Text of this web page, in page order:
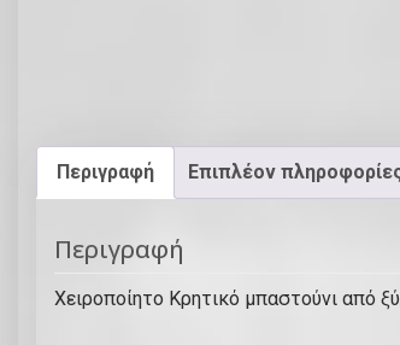
Περιγραφή Επιπλέον
Περιγραφή
Χειροποίητο Κρητικό μπαστούνι από